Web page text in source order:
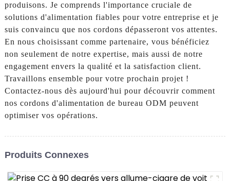
produisons. Je comprends l'importance cruciale de
solutions d'alimentation fiables pour votre entreprise et je
suis convaincu que nos cordons dépasseront vos attentes.
En nous choisissant comme partenaire, vous bénéficiez
non seulement de notre expertise, mais aussi de notre
engagement envers la qualité et la satisfaction client.
Travaillons ensemble pour votre prochain projet !
Contactez-nous dès aujourd'hui pour découvrir comment
nos cordons d'alimentation de bureau ODM peuvent
optimiser vos opérations.
Produits Connexes